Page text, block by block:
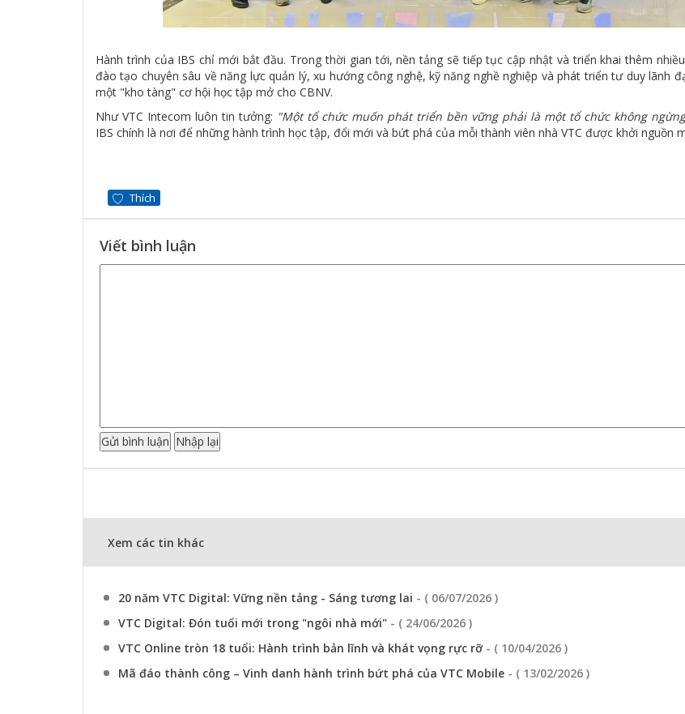
Hành trình của IBS chỉ mới bắt đầu. Trong thời gian tới, nền tảng sẽ tiếp tục cập nhật và triển khai thêm
đào tạo chuyên sâu về năng lực quản lý, xu hướng công nghệ, kỹ năng nghề nghiệp và phát triển tư duy lãnh
một "kho tàng" cơ hội học tập mở cho CBNV.
Như VTC Intecom luôn tin tưởng: "Một tổ chức muốn phát triển bền vững phải là một tổ chức không
IBS chính là nơi để những hành trình học tập, đổi mới và bứt phá của mỗi thành viên nhà VTC được khởi nguồn
Thích
Viết bình luận
Xem các tin khác
20 năm VTC Digital: Vững nền tảng - Sáng tương lai - ( 06/07/2026 )
VTC Digital: Đón tuổi mới trong "ngôi nhà mới" - ( 24/06/2026 )
VTC Online tròn 18 tuổi: Hành trình bản lĩnh và khát vọng rực rỡ - ( 10/04/2026 )
Mã đáo thành công – Vinh danh hành trình bứt phá của VTC Mobile - ( 13/02/2026 )